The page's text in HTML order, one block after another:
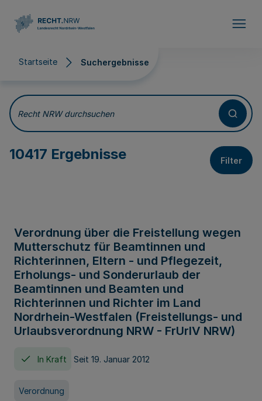
Startseite Suchergebnisse
Suchergebnisse
Recht NRW durchsuchen
10417 Ergebnisse Filter
Verordnung über die Freistellung wegen
Mutterschutz für Beamtinnen und
Richterinnen, Eltern - und Pflegezeit,
Erholungs- und Sonderurlaub der
Beamtinnen und Beamten und
Richterinnen und Richter im Land
Nordrhein-Westfalen (Freistellungs- und
Urlaubsverordnung NRW - FrUrlV NRW)
In Kraft Seit 19. Januar 2012
Verordnung